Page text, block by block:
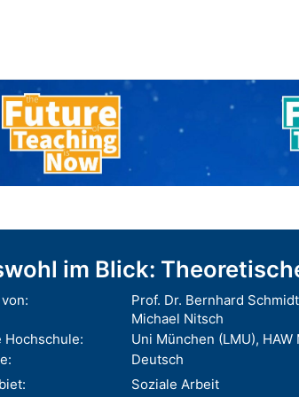
im Blick:
Prof. Dr. Bernhard
Michael Nitsch
Hochschule:
Uni München (LMU), HAW
Deutsch
Soziale Arbeit